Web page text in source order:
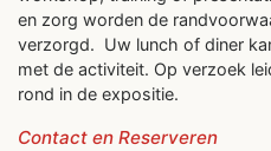
en zorg worden de
verzorgd. Uw lunch of diner
met de activiteit. Op verzoek
rond in de expositie.
Contact en Reserveren